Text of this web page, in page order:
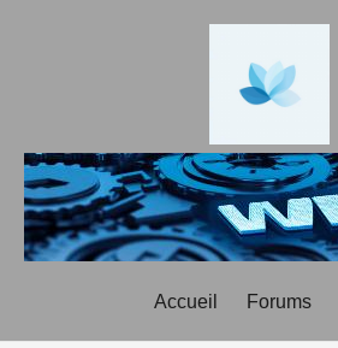
Accueil Forums